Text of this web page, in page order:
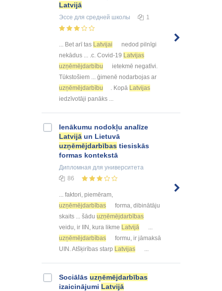
Latvijā
Эссе для средней школы 1
... Bet arī tas Latvijai
nedod pilnīgi
nekādus ... .c. Covid-19 Latvijas
uzņēmējdarbību
ietekmē negatīvi.
Tūkstošiem ... ģimenē nodarbojas ar
uzņēmējdarbību
. Kopā Latvijas
iedzīvotāji panāks ...
Ienākumu nodokļu analīze
Latvijā un Lietuvā
uzņēmējdarbības tiesiskās
formas kontekstā
Дипломная для университета
86
... faktori, piemēram,
uzņēmējdarbības
forma, dibinātāju
skaits ... šādu uzņēmējdarbības
veidu, ir IIN, kura likme Latvijā
uzņēmējdarbības
formu, ir jāmaksā
UIN. Atšķirības starp Latvijas
Sociālās uzņēmējdarbības
izaicinājumi Latvijā